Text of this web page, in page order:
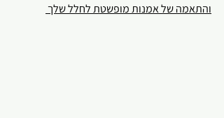
והתאמה של אמנות מופשטת לחלל שלך